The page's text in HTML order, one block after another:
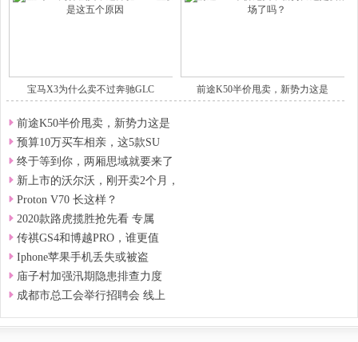
宝马X3为什么卖不过奔驰GLC 前途K50半价甩卖，新势力这是
前途K50半价甩卖，新势力这是
预算10万买车相亲，这5款SU
终于等到你，两厢思域就要来了
新上市的沃尔沃，刚开卖2个月，
Proton V70 长这样？
2020款路虎揽胜抢先看 专属
传祺GS4和博越PRO，谁更值
Iphone苹果手机丢失或被盗
庙子村加强汛期隐患排查力度
​成都市总工会举行招聘会 线上